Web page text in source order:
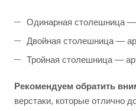
Одинарная столешница —
Двойная столешница —
Тройная столешница —
Рекомендуем обратить
верстаки, которые отлично